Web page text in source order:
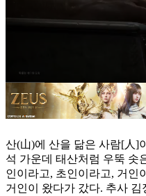
산(山)에 산을 닮은 사람[人]
석 가운데 태산처럼 우뚝 솟
인이라고, 초인이라고, 거인
거인이 왔다가 갔다. 추사 김